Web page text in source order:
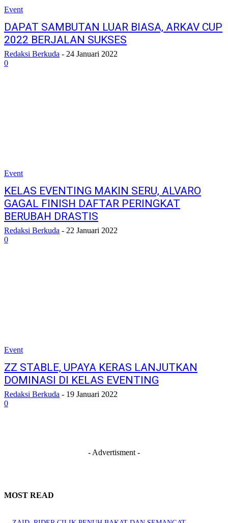
Event
DAPAT SAMBUTAN LUAR BIASA, ARKAV CUP
2022 BERJALAN SUKSES
Redaksi Berkuda - 24 Januari 2022
0
Event
KELAS EVENTING MAKIN SERU, ALVARO
GAGAL FINISH DAFTAR PERINGKAT
BERUBAH DRASTIS
Redaksi Berkuda - 22 Januari 2022
0
Event
ZZ STABLE, UPAYA KERAS LANJUTKAN
DOMINASI DI KELAS EVENTING
Redaksi Berkuda - 19 Januari 2022
0
- Advertisment -
MOST READ